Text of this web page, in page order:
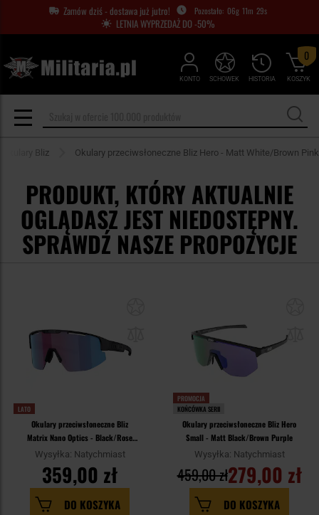
Zamów dziś - dostawa już jutro! 06g 11m 29s
LETNIA WYPRZEDAŻ DO -50%
KONTO HISTORIA
SCHOWEK KOSZYK
0
Okulary Bliz Okulary przeciwsłoneczne Bliz Hero - Matt White/Brown Pink
PRODUKT, KTÓRY AKTUALNIE
OGLĄDASZ JEST NIEDOSTĘPNY.
SPRAWDŹ NASZE PROPOZYCJE
LATO
Okulary przeciwsłoneczne Bliz
Matrix Nano Optics - Black/Rose
Violet Blue
Wysyłka: Natychmiast
359,00 zł
DO KOSZYKA
PROMOCJA
KOŃCÓWKA SERII
Okulary przeciwsłoneczne Bliz Hero
Small - Matt Black/Brown Purple
Wysyłka: Natychmiast
279,00 zł
459,00 zł
DO KOSZYKA